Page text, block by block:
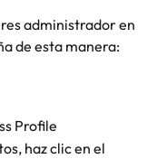
administrador en
de esta manera:
Profile
haz clic en el